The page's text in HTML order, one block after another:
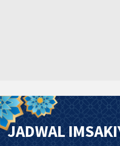
JADWAL